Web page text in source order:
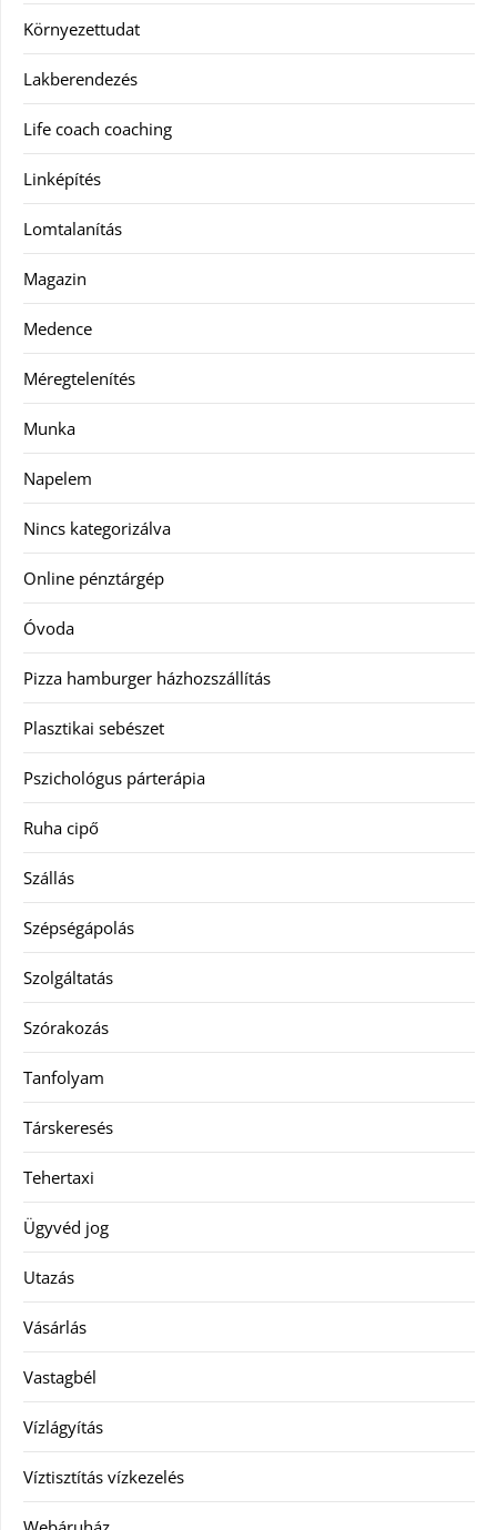
Környezettudat
Lakberendezés
Life coach coaching
Linképítés
Lomtalanítás
Magazin
Medence
Méregtelenítés
Munka
Napelem
Nincs kategorizálva
Online pénztárgép
Óvoda
Pizza hamburger házhozszállítás
Plasztikai sebészet
Pszichológus párterápia
Ruha cipő
Szállás
Szépségápolás
Szolgáltatás
Szórakozás
Tanfolyam
Társkeresés
Tehertaxi
Ügyvéd jog
Utazás
Vásárlás
Vastagbél
Vízlágyítás
Víztisztítás vízkezelés